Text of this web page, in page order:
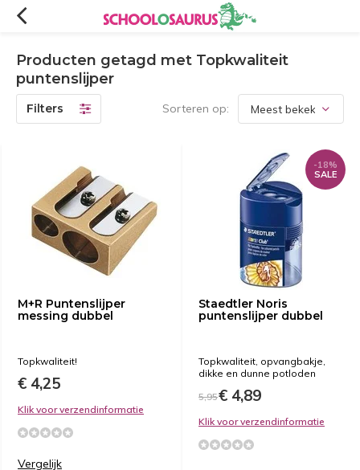
Producten getagd met Topkwaliteit
puntenslijper
Filters Sorteren op:
M+R Puntenslijper
messing dubbel
Topkwaliteit!
€ 4,25
Klik voor verzendinformatie
Vergelijk
Staedtler Noris
puntenslijper dubbel
-18%
SALE
Topkwaliteit, opvangbakje,
dikke en dunne potloden
5,95€ 4,89
Klik voor verzendinformatie